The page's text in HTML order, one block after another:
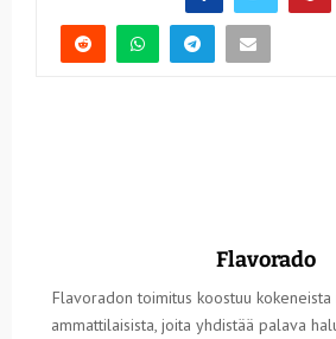
Flavorado
Flavoradon toimitus koostuu
ammattilaisista, joita yhdistää palava